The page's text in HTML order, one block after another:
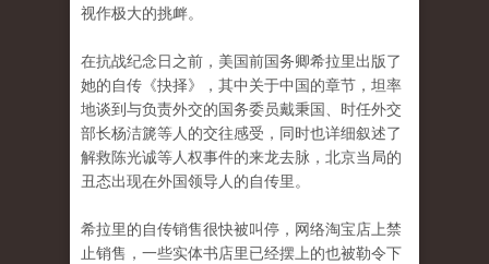
视作极大的挑衅。
在抗战纪念日之前，美国前国务卿希拉里出版了
她的自传《抉择》，其中关于中国的章节，坦率
地谈到与负责外交的国务委员戴秉国、时任外交
部长杨洁篪等人的交往感受，同时也详细叙述了
解救陈光诚等人权事件的来龙去脉，北京当局的
丑态出现在外国领导人的自传里。
希拉里的自传销售很快被叫停，网络淘宝店上禁
止销售，一些实体书店里已经摆上的也被勒令下